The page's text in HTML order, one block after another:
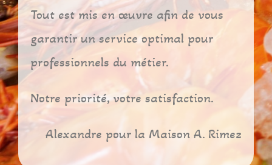
Tout est mis en œuvre afin de vous
garantir un service optimal pour
professionnels du métier.
Notre priorité, votre satisfaction.
Alexandre pour la Maison A. Rimez